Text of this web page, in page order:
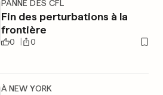
PANNE DES CFL
Fin des perturbations à la
frontière
0 0
À NEW YORK